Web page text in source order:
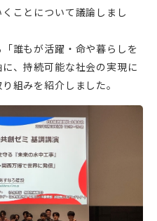
ことについて議論しまし
誰もが活躍・命や暮らしを
、持続可能な社会の実現に
組みを紹介しました。